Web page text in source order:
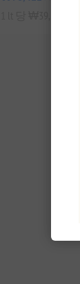
1 lt 당 ₩39,369